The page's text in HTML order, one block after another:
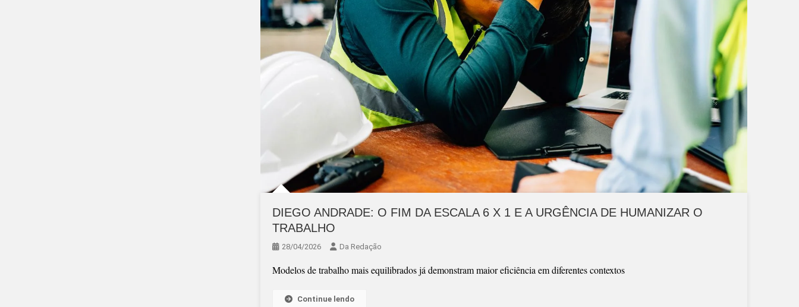
DIEGO ANDRADE: O FIM DA ESCALA 6 X 1 E A URGÊNCIA DE HUMANIZAR O
TRABALHO
28/04/2026 Da Redação
Modelos de trabalho mais equilibrados já demonstram maior eficiência em diferentes contextos
Continue lendo